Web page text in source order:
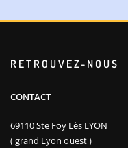
RETROUVEZ-NOUS
CONTACT
69110 Ste Foy Lès LYON
( grand Lyon ouest )